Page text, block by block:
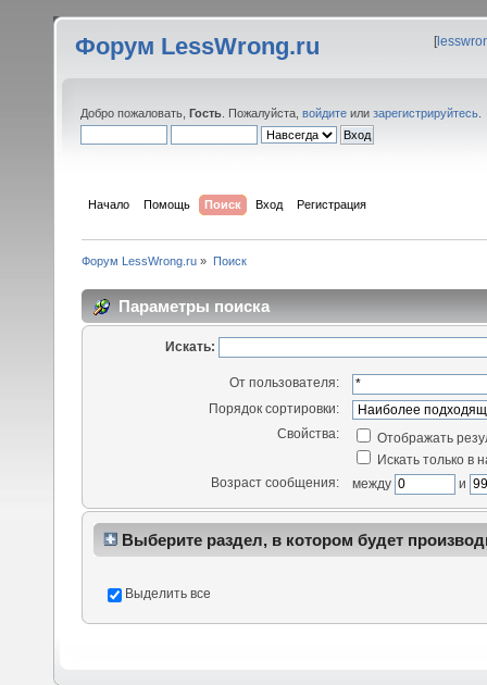
Форум LessWrong.ru [
Добро пожаловать, Гость . Пожалуйста, войдите или зарегистрируйтесь
Начало Помощь Поиск Вход Регистрация
Форум LessWrong.ru » Поиск
Параметры поиска
Искать:
От пользователя:
Порядок сортировки:
Свойства:
Отображать
Искать только в
Возраст сообщения:
между и
Выберите раздел, в котором будет
Выделить все